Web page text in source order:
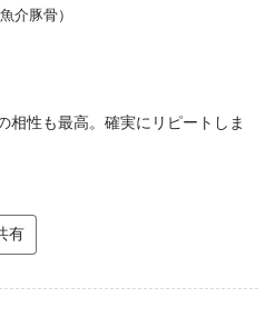
介豚骨）
相性も最高。確実にリピートしま
有